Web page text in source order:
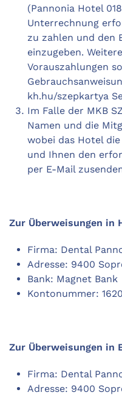
(Pannonia Hotel
Unterrechnung
zu zahlen und den
einzugeben.
Vorauszahlungen
kh.hu/szepkartya
Im Falle der MKB
Namen und die
wobei das Hotel
und Ihnen den
per E-Mail
Zur Überweisungen in
Firma: Dental
Adresse: 9400
Bank: Magnet Bank
Kontonummer:
Zur Überweisungen in
Firma: Dental
Adresse: 9400